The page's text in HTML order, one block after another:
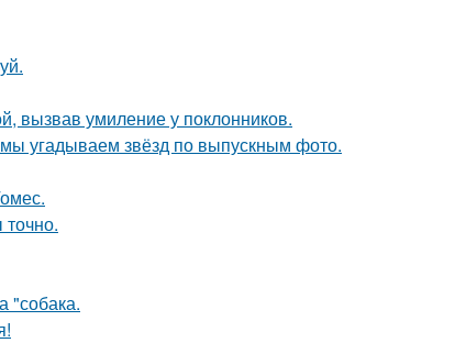
вызвав умиление у поклонников.
угадываем звёзд по выпускным фото.
"собака.